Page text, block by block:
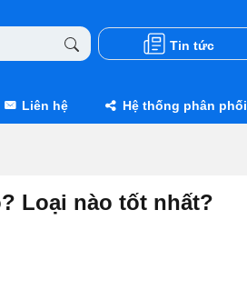
Tin tức
Liên hệ Hệ thống phân phối
Loại nào tốt nhất?